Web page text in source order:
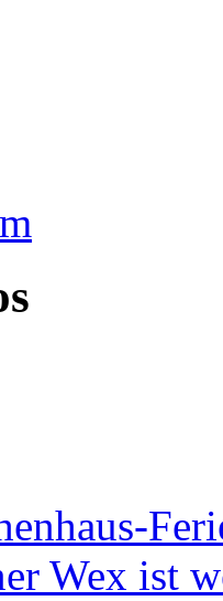
Wex ist